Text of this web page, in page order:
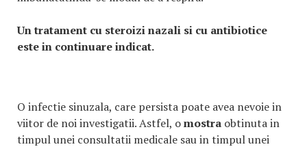
Un tratament cu steroizi nazali si cu antibiotice
este in continuare indicat.
O infectie sinuzala, care persista poate avea nevoie in
viitor de noi investigatii. Astfel, omostra obtinuta in
timpul unei consultatii medicale sau in timpul unei